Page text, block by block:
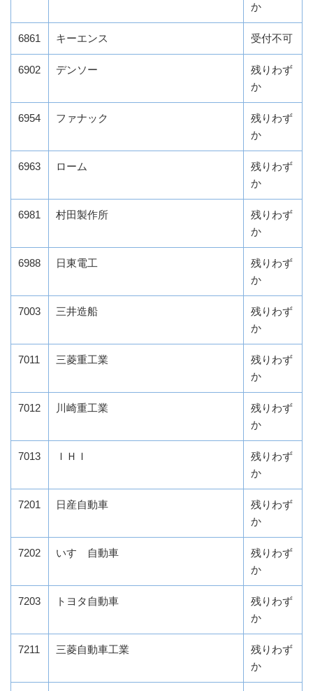
か
6861 キーエンス 受付不可
6902 デンソー
残りわず
か
6954 ファナック
残りわず
か
6963 ローム
残りわず
か
6981 村田製作所
残りわず
か
6988 日東電工
残りわず
か
7003 三井造船
残りわず
か
7011 三菱重工業
残りわず
か
7012 川崎重工業
残りわず
か
7013 ＩＨＩ
残りわず
か
7201 日産自動車
残りわず
か
7202 いすゞ自動車
残りわず
か
7203 トヨタ自動車
残りわず
か
7211 三菱自動車工業
残りわず
か